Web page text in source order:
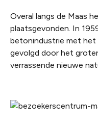
Overal langs de Maas
plaatsgevonden. In
betonindustrie met het
gevolgd door het
verrassende nieuwe